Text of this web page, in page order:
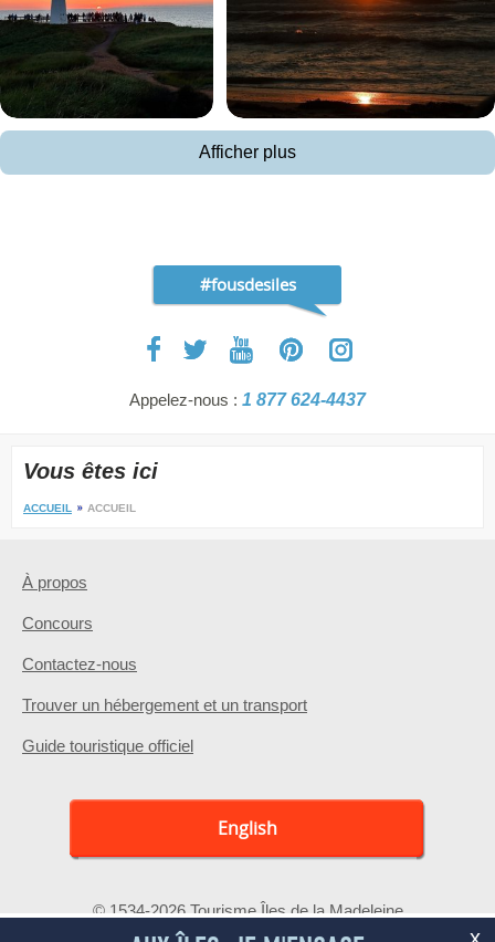
Afficher plus
#fousdesiles
Appelez-nous : 1 877 624-4437
Vous êtes ici
ACCUEIL ACCUEIL
À propos
Concours
Contactez-nous
Trouver un hébergement et un transport
Guide touristique officiel
English
© 1534-2026 Tourisme Îles de la Madeleine